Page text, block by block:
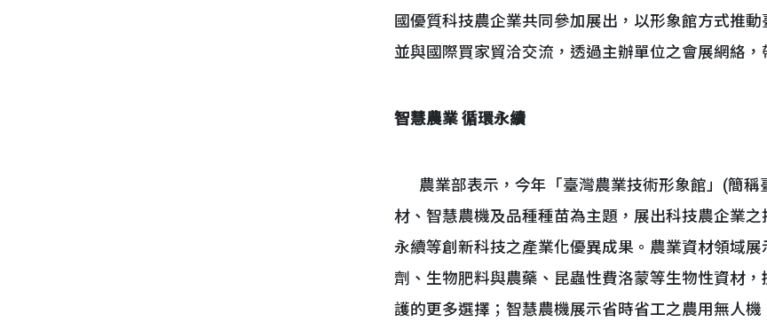
國優質科技農企業共同參加展出，以形象館方式推
並與國際買家貿洽交流，透過主辦單位之會展網絡，
智慧農業 循環永續
農業部表示，今年「臺灣農業技術形象館」(簡稱
材、智慧農機及品種種苗為主題，展出科技農企業
永續等創新科技之產業化優異成果。農業資材領域
劑、生物肥料與農藥、昆蟲性費洛蒙等生物性資材
護的更多選擇；智慧農機展示省時省工之農用無人